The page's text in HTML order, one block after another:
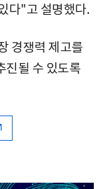
다"고 설명했다.
경쟁력 제고를
진될 수 있도록